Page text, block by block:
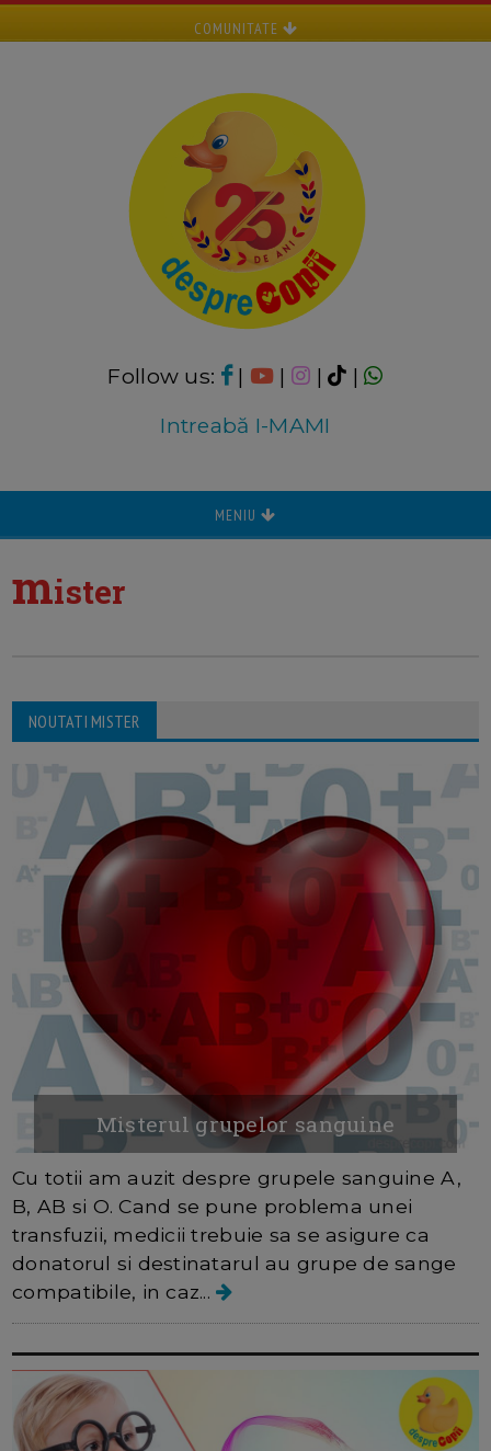
COMUNITATE
Follow us: | | |
|
Intreabă I-MAMI
MENIU
mister
NOUTATI MISTER
Misterul grupelor sanguine
Cu totii am auzit despre grupele sanguine A,
B, AB si O. Cand se pune problema unei
transfuzii, medicii trebuie sa se asigure ca
donatorul si destinatarul au grupe de sange
compatibile, in caz...